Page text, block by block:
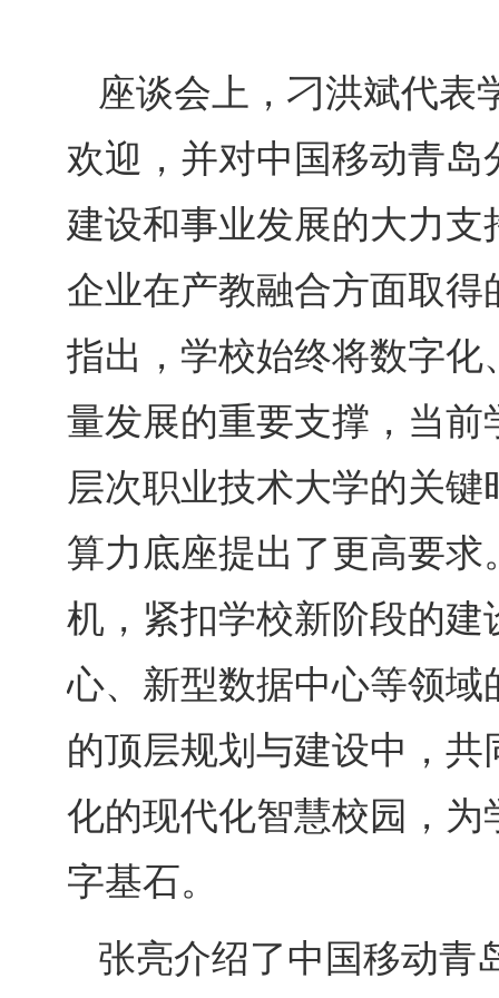
座谈会上，刁洪斌代表
欢迎，并对中国移动青
建设和事业发展的大力
企业在产教融合方面取
指出，学校始终将数字
量发展的重要支撑，当
层次职业技术大学的关
算力底座提出了更高要
机，紧扣学校新阶段的
心、新型数据中心等领
的顶层规划与建设中，
化的现代化智慧校园，
字基石。
张亮介绍了中国移动青